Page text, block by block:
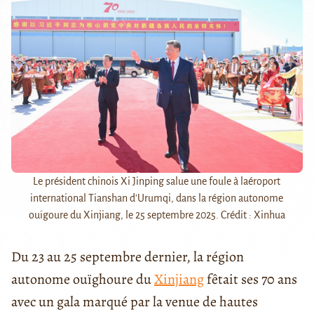
Le président chinois Xi Jinping salue une foule à laéroport
international Tianshan d'Urumqi, dans la région autonome
ouïgoure du Xinjiang, le 25 septembre 2025. Crédit : Xinhua
Du 23 au 25 septembre dernier, la région
autonome ouïghoure duXinjiangfêtait ses 70 ans
avec un gala marqué par la venue de hautes